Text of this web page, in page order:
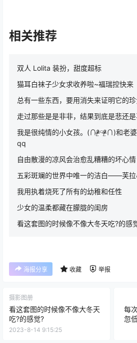
相关推荐
双人 Lolita 装扮，甜度超标
猫耳白袜子少女求收养啦~福瑞控快来
总有一些东西，要用消失来证明它的
走过那些是是非非，结果到底是悲还
我是很纯情的小女孩。(∩ᵒ̴̶̷̤⌔ᵒ̴̶̷̤∩)和老
qq
自由散漫的凉风会治愈乱糟糟的坏心情
五彩斑斓的世界中唯一的洁白——芙拉
我用执着烧死了所有的幼稚和任性
少女的温柔都藏在朦胧的闺房
看这套图的时候像不像大冬天吃?的感
海报分享 收藏 举报
摄影图册
看这套图的时候像不像大冬天
吃?的感觉?
2023-8-14 9:15:25
每
忽